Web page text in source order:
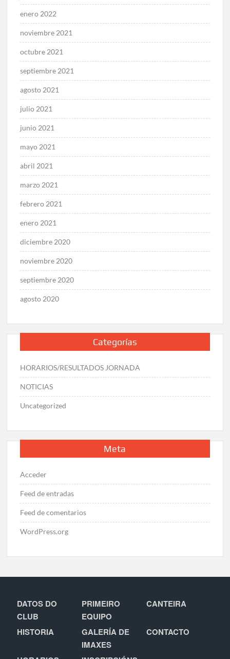
enero 2022
noviembre 2021
octubre 2021
septiembre 2021
agosto 2021
julio 2021
junio 2021
mayo 2021
abril 2021
marzo 2021
febrero 2021
enero 2021
diciembre 2020
noviembre 2020
septiembre 2020
agosto 2020
Categorías
HORARIOS/RESULTADOS JORNADA
NOTICIAS
Uncategorized
Meta
Acceder
Feed de entradas
Feed de comentarios
WordPress.org
DATOS DO
CLUB
PRIMEIRO
EQUIPO
CANTEIRA
HISTORIA
GALERÍA DE
IMAXES
CONTACTO